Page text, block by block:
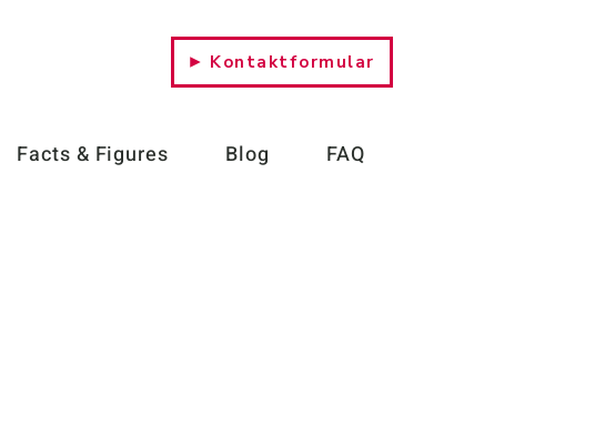
​Kontaktformular
Facts & Figures Blog FAQ